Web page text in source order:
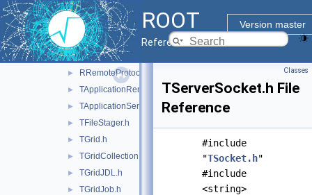
ROOT
Version master
Reference Guide
► httpsniff
▼ net
▼
► NetErrors.h
► RRemoteProtocol.h
► TApplicationRemote.h
► TApplicationServer.h
► TFileStager.h
► TGrid.h
► TGridCollection.h
► TGridJDL.h
► TGridJob.h
Classes
TServerSocket.h File
Reference
#include
"TSocket.h"
#include
<string>